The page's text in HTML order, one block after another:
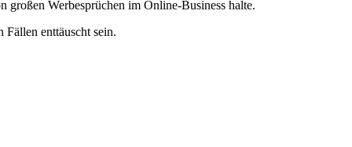
Werbesprüchen im Online-Business halte.
enttäuscht sein.